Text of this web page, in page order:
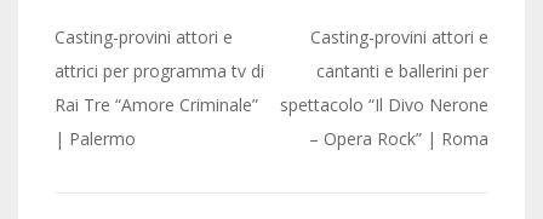
Post
navigation
Casting-provini attori e
attrici per programma tv di
Rai Tre “Amore Criminale”
| Palermo
Casting-provini attori e
cantanti e ballerini per
spettacolo “Il Divo Nerone
– Opera Rock” | Roma